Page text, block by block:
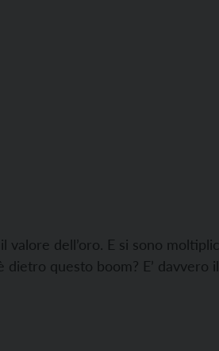
dell’oro. E si sono
dietro questo boom? E’ davvero